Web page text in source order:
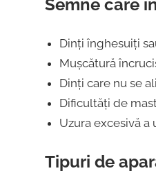
Semne care
Dinți înghesuiți
Mușcătură
Dinți care nu se
Dificultăți de
Uzura excesivă a
Tipuri de